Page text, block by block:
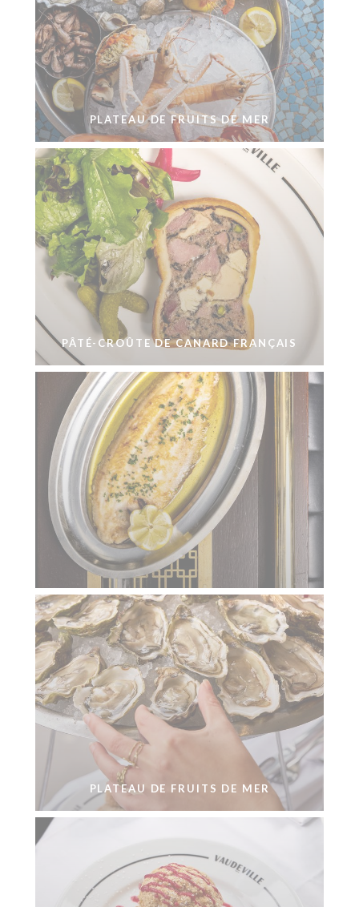
PLATEAU DE FRUITS DE MER
PÂTÉ-CROÛTE DE CANARD FRANÇAIS
PLATEAU DE FRUITS DE MER